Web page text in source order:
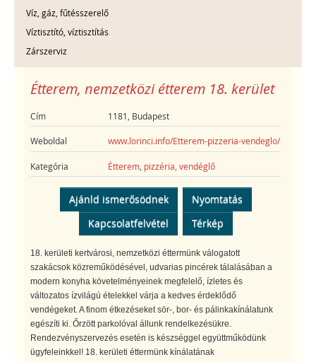
Víz, gáz, fűtésszerelő
Víztisztító, víztisztítás
Zárszerviz
Étterem, nemzetközi étterem 18. kerület
Cím 1181, Budapest
Weboldal www.lorinci.info/Etterem-pizzeria-vendeglo/
Kategória Étterem, pizzéria, vendéglő
Ajánld ismerősödnek
Nyomtatás
Kapcsolatfelvétel
Térkép
18. kerületi kertvárosi, nemzetközi éttermünk válogatott
szakácsok közreműködésével, udvarias pincérek tálalásában a
modern konyha követelményeinek megfelelő, ízletes és
változatos ízvilágú ételekkel várja a kedves érdeklődő
vendégeket. A finom étkezéseket sör-, bor- és pálinkakínálatunk
egészíti ki. Őrzött parkolóval állunk rendelkezésükre.
Rendezvényszervezés esetén is készséggel együttműködünk
ügyfeleinkkel! 18. kerületi éttermünk kínálatának